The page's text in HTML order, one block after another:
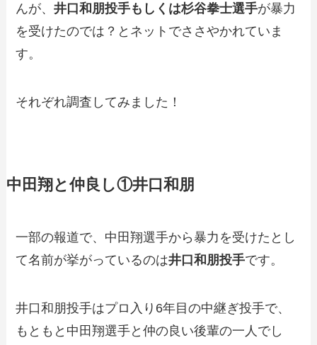
んが、井口和朋投手もしくは杉谷拳士選手が暴力
を受けたのでは？とネットでささやかれていま
す。
それぞれ調査してみました！
中田翔と仲良し①井口和朋
一部の報道で、中田翔選手から暴力を受けたとし
て名前が挙がっているのは井口和朋投手です。
井口和朋投手はプロ入り6年目の中継ぎ投手で、
もともと中田翔選手と仲の良い後輩の一人でし